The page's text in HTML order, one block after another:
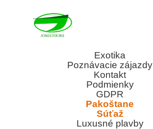
Exotika
Poznávacie zájazdy
Kontakt
Podmienky
GDPR
Pakoštane
Súťaž
Luxusné plavby